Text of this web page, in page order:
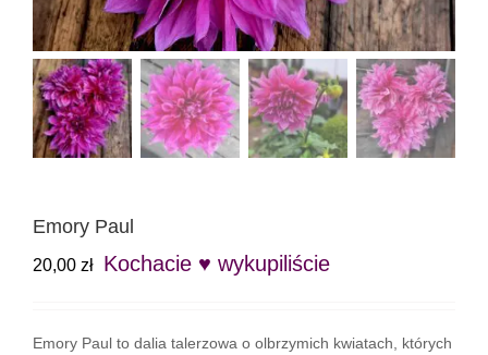
Emory Paul
20,00 zł Kochacie ♥ wykupiliście
Emory Paul to dalia talerzowa o olbrzymich kwiatach, których